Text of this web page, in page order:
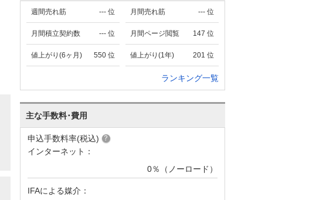
--- 位
週間売れ筋 --- 位
月間売れ筋
--- 位
月間積立契約数 147 位
月間ページ閲覧
550 位
値上がり(6ヶ月) 201 位
値上がり(1年)
ランキング一覧
主な手数料･費用
申込手数料率(税込)
インターネット：
0％（ノーロード）
IFAによる媒介：